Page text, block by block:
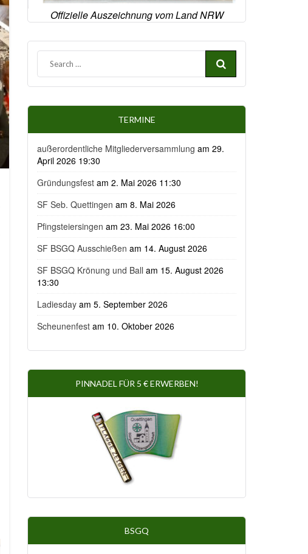
Offizielle Auszeichnung vom Land NRW
TERMINE
außerordentliche Mitgliederversammlung am 29.
April 2026 19:30
Gründungsfest am 2. Mai 2026 11:30
SF Seb. Quettingen am 8. Mai 2026
Pfingsteiersingen am 23. Mai 2026 16:00
SF BSGQ Ausschießen am 14. August 2026
SF BSGQ Krönung und Ball am 15. August 2026
13:30
Ladiesday am 5. September 2026
Scheunenfest am 10. Oktober 2026
PINNADEL FÜR 5 € ERWERBEN!
BSGQ